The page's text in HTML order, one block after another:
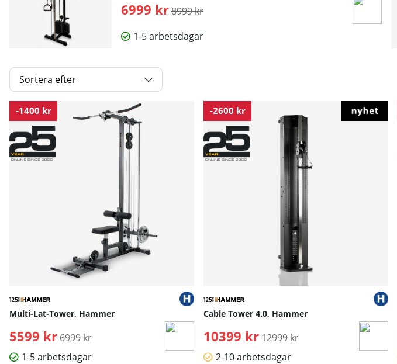
6999 kr Ordinarie pris:
8999 kr
1-5 arbetsdagar
Sortera efter
Produkter
-1400 kr
Multi-Lat-Tower, Hammer
5599 kr Ordinarie pris:
6999 kr
1-5 arbetsdagar
-2600 kr
Cable Tower 4.0, Hammer
10399 kr Ordinarie pris:
12999 kr
2-10 arbetsdagar